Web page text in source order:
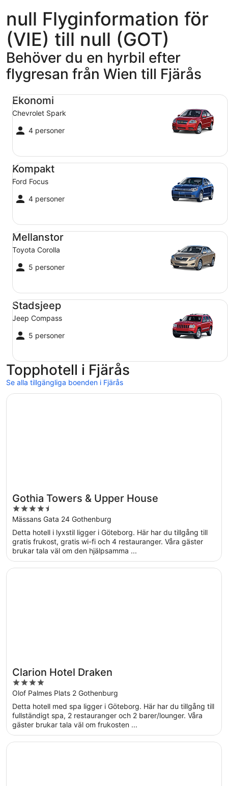
null Flyginformation för
(VIE) till null (GOT)
Behöver du en hyrbil efter
flygresan från Wien till Fjärås
Ekonomi
Chevrolet Spark
4 personer
Ekonomi Chevrolet Spark
Kompakt
Ford Focus
4 personer
Kompakt Ford Focus
Mellanstor
Toyota Corolla
5 personer
Mellanstor Toyota Corolla
Stadsjeep
Jeep Compass
5 personer
Stadsjeep Jeep Compass
Topphotell i Fjärås
Se alla tillgängliga boenden i Fjärås
Gothia Towers & Upper House
4.5
out
of
5
Mässans Gata 24 Gothenburg
Detta hotell i lyxstil ligger i Göteborg. Här har du tillgång till
gratis frukost, gratis wi-fi och 4 restauranger. Våra gäster
brukar tala väl om den hjälpsamma ...
Öppnas i ett nytt fönster
Gothia Towers & Upper House
Clarion Hotel Draken
4
out
of
5
Olof Palmes Plats 2 Gothenburg
Detta hotell med spa ligger i Göteborg. Här har du tillgång till
fullständigt spa, 2 restauranger och 2 barer/lounger. Våra
gäster brukar tala väl om frukosten ...
Öppnas i ett nytt fönster
Clarion Hotel Draken
Öppnas i ett nytt fönster
Clarion Hotel Post, Gothenburg